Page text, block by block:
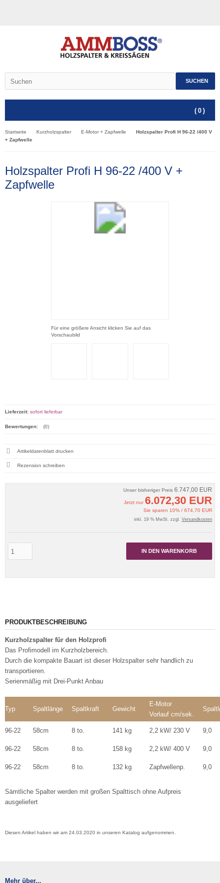
SUCHEN
( 0 )
Startseite Kurzholzspalter E-Motor + Zapfwelle
Holzspalter Profi H 96-22 /400 V
+ Zapfwelle
Holzspalter Profi H 96-22 /400 V +
Zapfwelle
Für eine größere Ansicht klicken Sie auf das
Vorschaubild
Unser bisheriger Preis 6.747,00 EUR
Jetzt nur6.072,30 EUR
Sie sparen 10% / 674,70 EUR
inkl. 19 % MwSt. zzgl. Versandkosten
IN DEN WARENKORB
Lieferzeit: sofort lieferbar
Bewertungen: (0)
Artikeldatenblatt drucken
Rezension schreiben
PRODUKTBESCHREIBUNG
Kurzholzspalter für den Holzprofi
Das Profimodell im Kurzholzbereich.
Durch die kompakte Bauart ist dieser Holzspalter sehr handlich zu
transportieren.
Serienmäßig mit Drei-Punkt Anbau
Typ Spaltlänge Spaltkraft Gewicht
E-Motor
Vorlauf cm/sek.
96-22 58cm 8 to. 141 kg 2,2 kW/ 230 V 9,0
96-22 58cm 8 to. 158 kg 2,2 kW/ 400 V 9,0
96-22 58cm 8 to. 132 kg Zapfwellenp. 9,0
Sämtliche Spalter werden mit großen Spalttisch ohne Aufpreis
ausgeliefert
Diesen Artikel haben wir am 24.03.2020 in unseren Katalog aufgenommen.
Mehr über...